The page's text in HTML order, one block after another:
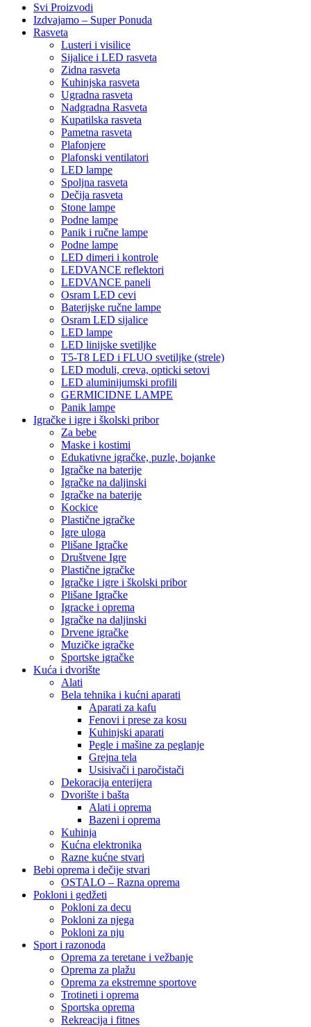
Svi Proizvodi
Izdvajamo – Super Ponuda
Rasveta
Lusteri i visilice
Sijalice i LED rasveta
Zidna rasveta
Kuhinjska rasveta
Ugradna rasveta
Nadgradna Rasveta
Kupatilska rasveta
Pametna rasveta
Plafonjere
Plafonski ventilatori
LED lampe
Spoljna rasveta
Dečija rasveta
Stone lampe
Podne lampe
Panik i ručne lampe
Podne lampe
LED dimeri i kontrole
LEDVANCE reflektori
LEDVANCE paneli
Osram LED cevi
Baterijske ručne lampe
Osram LED sijalice
LED lampe
LED linijske svetiljke
T5-T8 LED i FLUO svetiljke (strele)
LED moduli, creva, opticki setovi
LED aluminijumski profili
GERMICIDNE LAMPE
Panik lampe
Igračke i igre i školski pribor
Za bebe
Maske i kostimi
Edukativne igračke, puzle, bojanke
Igračke na baterije
Igračke na daljinski
Igračke na baterije
Kockice
Plastične igračke
Igre uloga
Plišane Igračke
Društvene Igre
Plastične igračke
Igračke i igre i školski pribor
Plišane Igračke
Igracke i oprema
Igračke na daljinski
Drvene igračke
Muzičke igračke
Sportske igračke
Kuća i dvorište
Alati
Bela tehnika i kućni aparati
Aparati za kafu
Fenovi i prese za kosu
Kuhinjski aparati
Pegle i mašine za peglanje
Grejna tela
Usisivači i paročistači
Dekoracija enterijera
Dvorište i bašta
Alati i oprema
Bazeni i oprema
Kuhinja
Kućna elektronika
Razne kućne stvari
Bebi oprema i dečije stvari
OSTALO – Razna oprema
Pokloni i gedžeti
Pokloni za decu
Pokloni za njega
Pokloni za nju
Sport i razonoda
Oprema za teretane i vežbanje
Oprema za plažu
Oprema za ekstremne sportove
Trotineti i oprema
Sportska oprema
Rekreacija i fitnes